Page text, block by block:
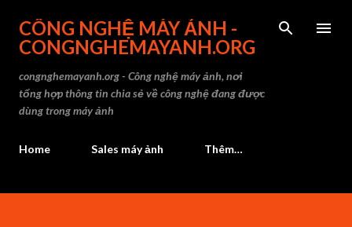
CÔNG NGHỆ MÁY ẢNH -
CONGNGHEMAYANH.ORG
congnghemayanh.org - Công nghệ máy ảnh, nơi
tổng hợp thông tin chia sẻ về công nghệ đang được
dùng trong máy ảnh
Home Sales máy ảnh Thêm…